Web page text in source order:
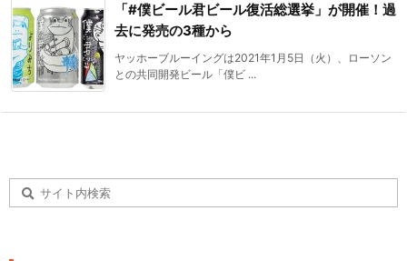
「#僕ビール君ビール復活総選挙」が開催！過
去に発売の3種から
ヤッホーブルーイングは2021年1月5日（火）、ローソン
との共同開発ビール「僕ビ ...